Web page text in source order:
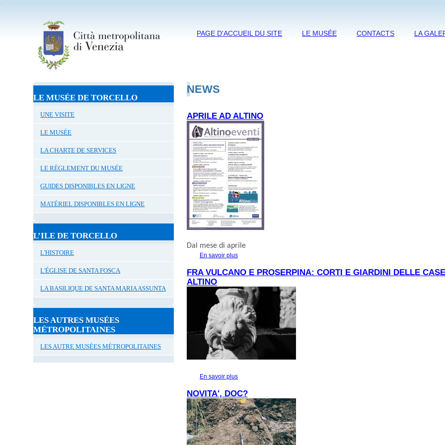
PAGE D'ACCUEIL DU SITE LE MUSÉE CONTACTS LA
LE MUSÉE DE TORCELLO
UNE VISITE
LE MUSÉE
LA CHARTE DE SERVICES
LE RÈGLEMENT DU MUSÉE
GUIDES DISPONIBLES EN LIGNE
MATÉRIEL DISPONIBLES EN LIGNE
L’ILE DE TORCELLO
L'HISTOIRE
L'ÉGLISE DE SANTA FOSCA
LA BASILIQUE DE SANTA MARIA ASSUNTA
LES AUTRES MUSÉES
MÉTROPOLITAINES
LES AUTRE MUSÉES MÉTROPOLITAINES
NEWS
APRILE AD ALTINO
Dal mese di aprile
En savoir plus
FRA VULCANO E PROSERPINA: CORTI E GIARDINI DELLE
ALTINO
En savoir plus
NOVITA', DOC?